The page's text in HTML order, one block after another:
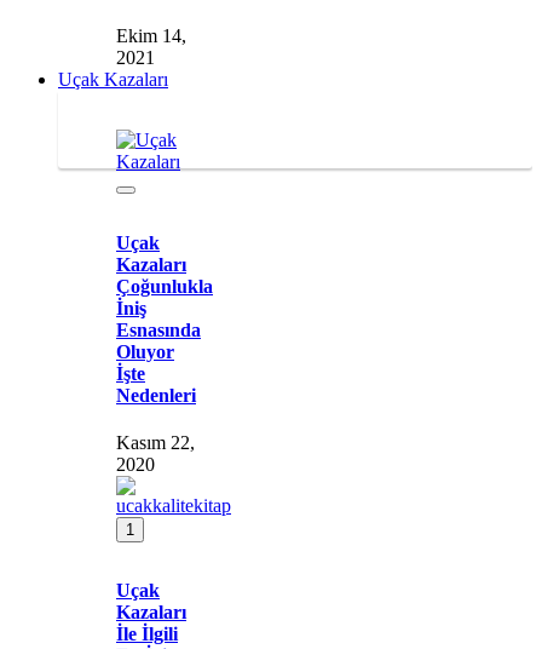
Ekim 14,
2021
Uçak Kazaları
Uçak
Kazaları
Çoğunlukla
İniş
Esnasında
Oluyor
İşte
Nedenleri
Kasım 22,
2020
1
Uçak
Kazaları
İle İlgili